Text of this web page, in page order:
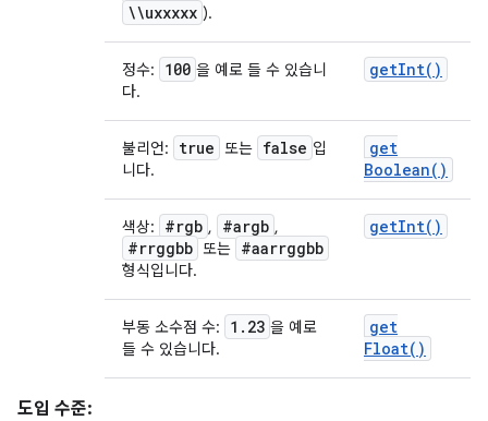
\\uxxxxx ).
정수: 100 을 예로 들 수 있습니
다.
getInt( )
불리언: true 또는 false 입
니다.
get
Boolean( )
색상: #rgb , #argb ,
#rrggbb 또는 #aarrggbb
형식입니다.
getInt( )
부동 소수점 수: 1 . 23 을 예로
들 수 있습니다.
get
Float( )
도입 수준: